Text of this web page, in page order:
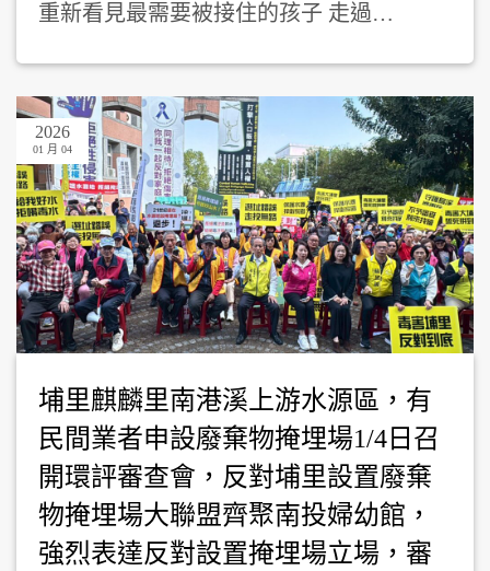
重新看見最需要被接住的孩子 走過…
2026
01 月 04
埔里麒麟里南港溪上游水源區，有
民間業者申設廢棄物掩埋場1/4日召
開環評審查會，反對埔里設置廢棄
物掩埋場大聯盟齊聚南投婦幼館，
強烈表達反對設置掩埋場立場，審